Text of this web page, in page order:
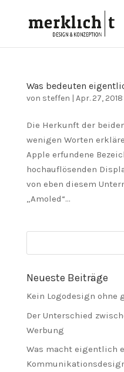
Was bedeuten
von steffen | Apr. 27, 2018
Die Herkunft der
wenigen Worten
Apple erfundene
hochauflösenden
von eben diesem
„Amoled“...
Neueste Beiträge
Kein Logodesign ohne
Der Unterschied
Werbung
Was macht eigentlich